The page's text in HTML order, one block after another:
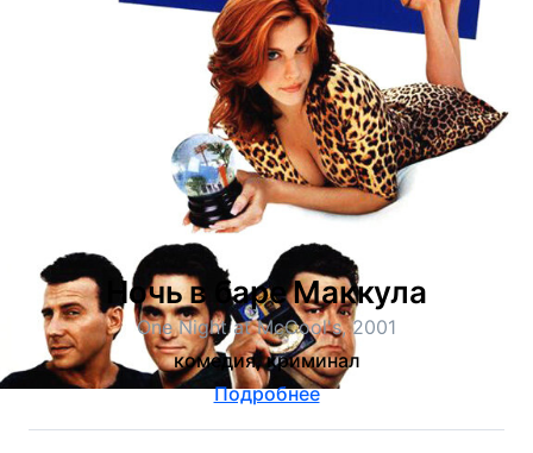
Ночь в баре Маккула
One Night at McCool's, 2001
комедия, криминал
Подробнее